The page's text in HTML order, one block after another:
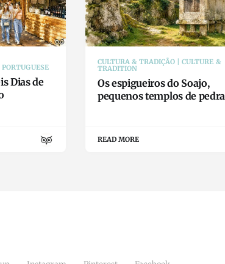
Dias de
CULTURA & TRADIÇÃO | CULTURE &
TRADITION
Os espigueiros do Soajo,
pequenos templos de pedra
READ MORE